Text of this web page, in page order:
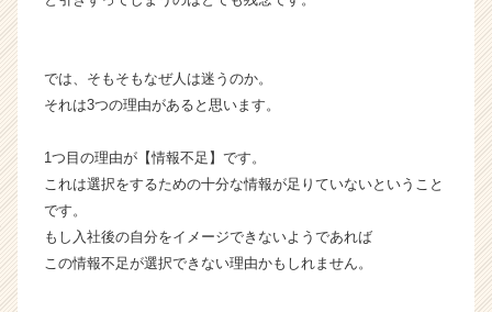
く
サ
イ
チ
キ
リ
ア
では、そもそもなぜ人は迷うのか。
それは3つの理由があると思います。
1つ目の理由が【情報不足】です。
これは選択をするための十分な情報が足りていないということ
です。
もし入社後の自分をイメージできないようであれば
この情報不足が選択できない理由かもしれません。